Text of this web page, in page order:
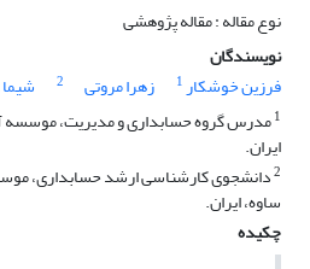
نوع مقاله : مقاله پژوهشی
نویسندگان
فرزین خوشکار1 زهرا مروتی 2
1مدرس گروه حسابداری و مدیریت، موسسه
ایران.
2دانشجوی کارشناسی ارشد حسابداری،
ساوه، ایران.
چکیده